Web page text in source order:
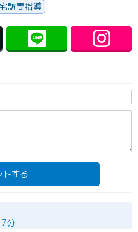
訪問指導
トする
分